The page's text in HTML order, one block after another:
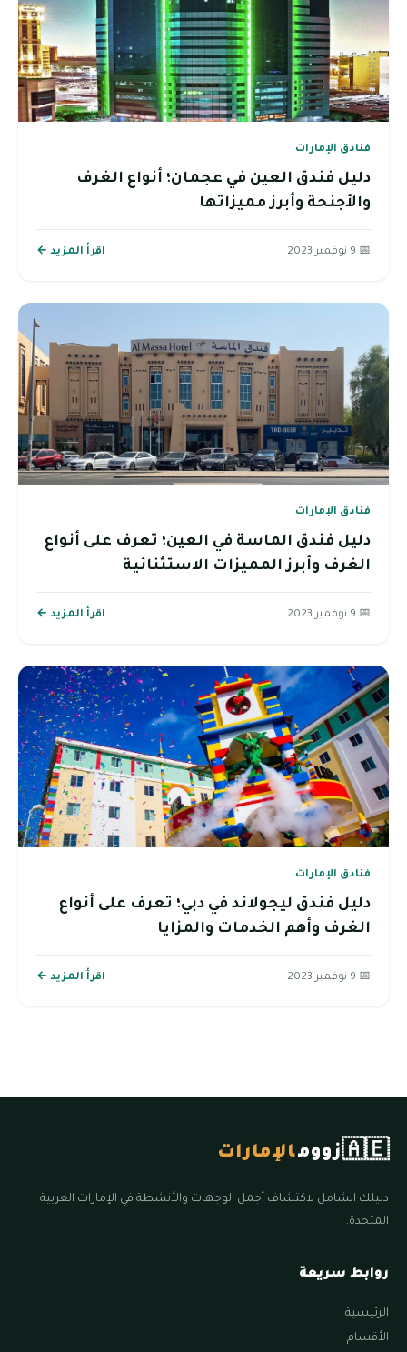
فنادق الإمارات
دليل فندق العين في عجمان؛ أنواع الغرف
والأجنحة وأبرز مميزاتها
📅 9 نوفمبر 2023 اقرأ المزيد ←
فنادق الإمارات
دليل فندق الماسة في العين؛ تعرف على أنواع
الغرف وأبرز المميزات الاستثنائية
📅 9 نوفمبر 2023 اقرأ المزيد ←
فنادق الإمارات
دليل فندق ليجولاند في دبي؛ تعرف على أنواع
الغرف وأهم الخدمات والمزايا
📅 9 نوفمبر 2023 اقرأ المزيد ←
🇦🇪زوومالإمارات
دليلك الشامل لاكتشاف أجمل الوجهات والأنشطة في الإمارات العربية
المتحدة.
روابط سريعة
الرئيسية
الأقسام